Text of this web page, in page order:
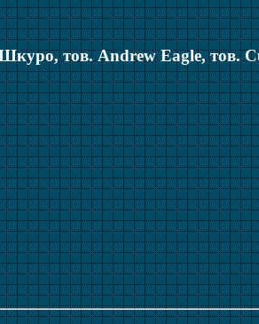
тов. Andrew Eagle, тов.